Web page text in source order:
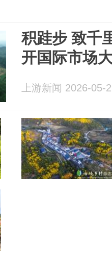
积跬步 致千
开国际市场
上游新闻 2026-05-